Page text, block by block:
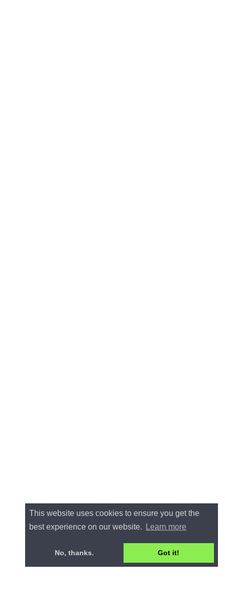
This website uses cookies to ensure you get the
best experience on our website.
Learn more
No, thanks. Got it!